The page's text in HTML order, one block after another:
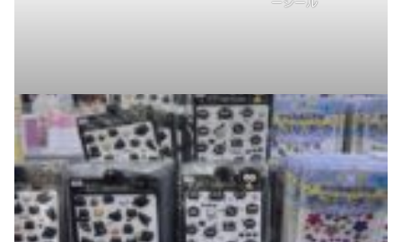
ーシール